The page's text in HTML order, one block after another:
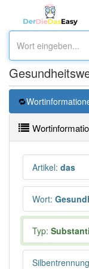
Artikel: das
Wort:
Typ:
Silbentrennung